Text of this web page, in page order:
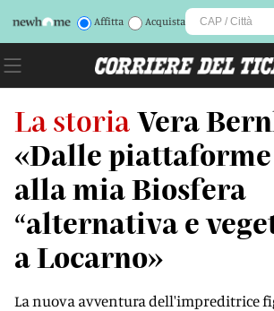
Affitta Acquista
La storia Vera
«Dalle
alla mia Biosfera
“alternativa e
a Locarno»
La nuova avventura dell'impreditrice